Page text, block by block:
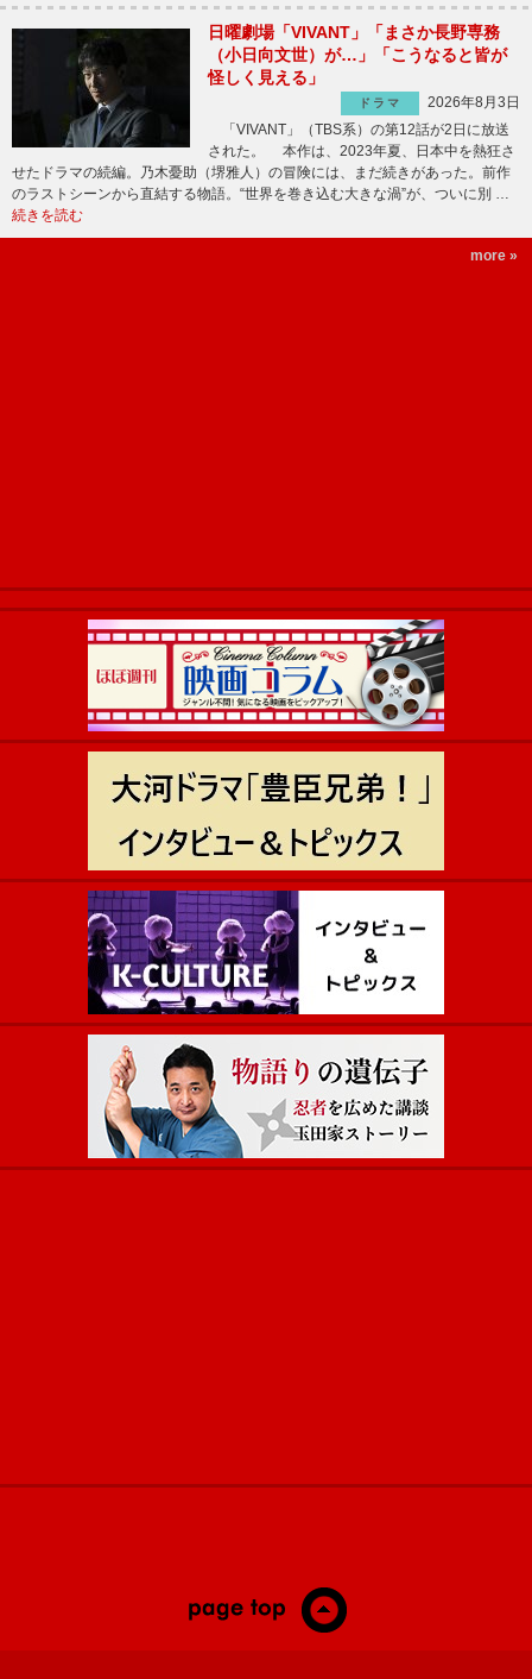
日曜劇場「VIVANT」「まさか長野専務
（小日向文世）が…」「こうなると皆が
怪しく見える」
ドラマ
2026年8月3日
「VIVANT」（TBS系）の第12話が2日に放送
された。 本作は、2023年夏、日本中を熱狂さ
せたドラマの続編。乃木憂助（堺雅人）の冒険には、まだ続きがあった。前作
のラストシーンから直結する物語。“世界を巻き込む大きな渦”が、ついに別 …
続きを読む
more »